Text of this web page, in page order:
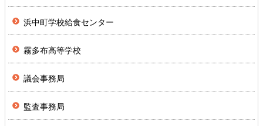
浜中町学校給食センター
霧多布高等学校
議会事務局
監査事務局